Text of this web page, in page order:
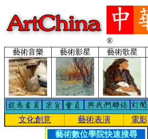
®
藝術音樂 藝術影星 藝術歌星
文化創意 藝術表演 電影
藝術數位學院快速搜尋